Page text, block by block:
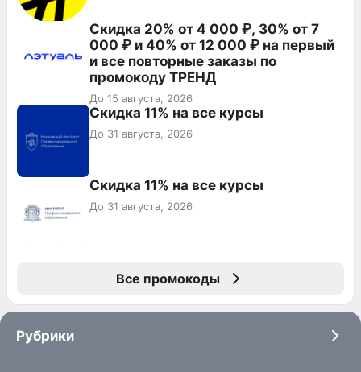
Скидка 20% от 4 000 ₽, 30% от 7
000 ₽ и 40% от 12 000 ₽ на первый
и все повторные заказы по
промокоду ТРЕНД
До 15 августа, 2026
Скидка 11% на все курсы
До 31 августа, 2026
Скидка 11% на все курсы
До 31 августа, 2026
Все промокоды
Рубрики